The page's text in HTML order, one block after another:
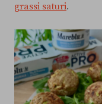
grassi saturi.